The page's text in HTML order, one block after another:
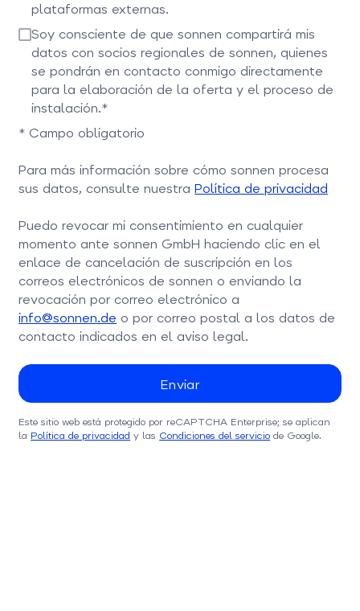
plataformas externas.
Selecciona esta opción para confirmar.
Soy consciente de que sonnen compartirá mis
datos con socios regionales de sonnen, quienes
se pondrán en contacto conmigo directamente
para la elaboración de la oferta y el proceso de
instalación.*
Marca esta casilla para continuar
* Campo obligatorio
Para más información sobre cómo sonnen procesa
sus datos, consulte nuestraPolítica de privacidad
Puedo revocar mi consentimiento en cualquier
momento ante sonnen GmbH haciendo clic en el
enlace de cancelación de suscripción en los
correos electrónicos de sonnen o enviando la
revocación por correo electrónico a
info@sonnen.de o por correo postal a los datos de
contacto indicados en el aviso legal.
Este sitio web está protegido por reCAPTCHA Enterprise; se aplican
la Política de privacidad y las Condiciones del servicio de Google.